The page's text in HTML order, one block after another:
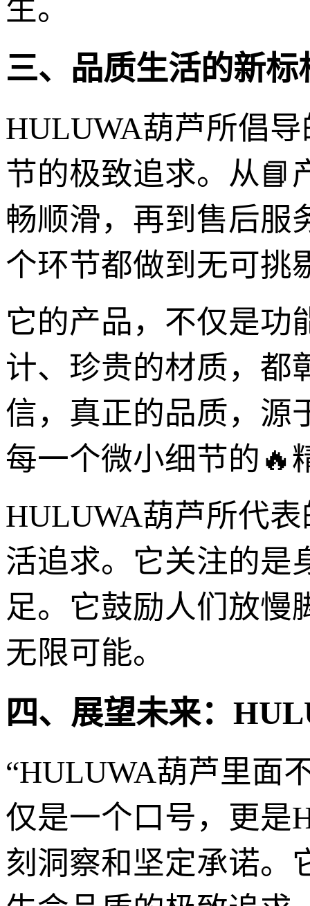
生。
三、品质生活的新
HULUWA葫芦所倡
节的极致追求。从📘
畅顺滑，再到售后服
个环节都做到无可挑
它的产品，不仅是功
计、珍贵的材质，都
信，真正的品质，源
每一个微小细节的🔥
HULUWA葫芦所代
活追求。它关注的是
足。它鼓励人们放慢
无限可能。
四、展望未来：
“HULUWA葫芦里面
仅是一个口号，更是
刻洞察和坚定承诺。